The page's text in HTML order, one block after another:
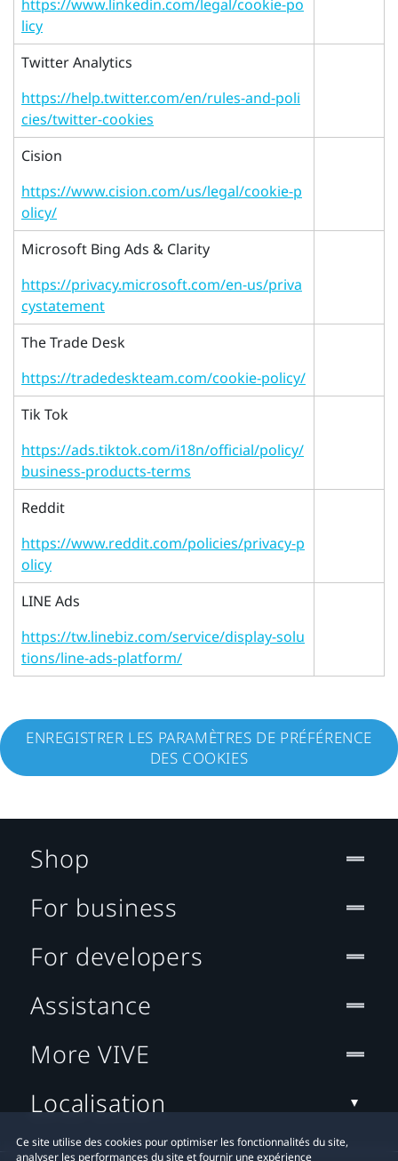
https://www.linkedin.com/legal/cookie-po
licy
Twitter Analytics
https://help.twitter.com/en/rules-and-poli
cies/twitter-cookies
Cision
https://www.cision.com/us/legal/cookie-p
olicy/
Microsoft Bing Ads & Clarity
https://privacy.microsoft.com/en-us/priva
cystatement
The Trade Desk
https://tradedeskteam.com/cookie-policy/
Tik Tok
https://ads.tiktok.com/i18n/official/policy/
business-products-terms
Reddit
https://www.reddit.com/policies/privacy-p
olicy
LINE Ads
https://tw.linebiz.com/service/display-solu
tions/line-ads-platform/
ENREGISTRER LES PARAMÈTRES DE PRÉFÉRENCE
DES COOKIES
Ce site utilise des cookies pour optimiser les fonctionnalités du site,
analyser les performances du site et fournir une expérience
Shop
For business
For developers
Assistance
More VIVE
Localisation